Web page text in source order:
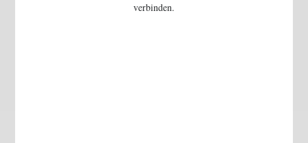
verbinden.